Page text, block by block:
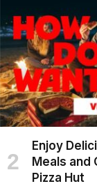
Enjoy
Meals and
Pizza Hut